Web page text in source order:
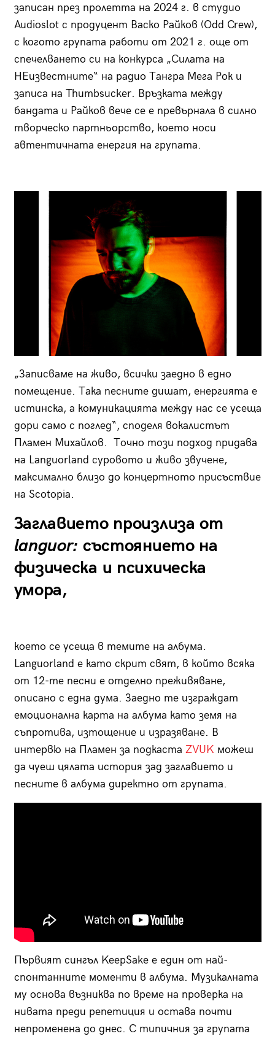
записан през пролетта на 2024 г. в студио
Audioslot с продуцент Васко Райков (Odd Crew),
с когото групата работи от 2021 г. още от
спечелването си на конкурса „Силата на
НЕизвестните“ на радио Тангра Мега Рок и
записа на Thumbsucker. Връзката между
бандата и Райков вече се е превърнала в силно
творческо партньорство, което носи
автентичната енергия на групата.
„Записваме на живо, всички заедно в едно
помещение. Така песните дишат, енергията е
истинска, а комуникацията между нас се усеща
дори само с поглед“, споделя вокалистът
Пламен Михайлов. Точно този подход придава
на Languorland суровото и живо звучене,
максимално близо до концертното присъствие
на Scotopia.
Заглавието произлиза от
languor: състоянието на
физическа и психическа
умора,
което се усеща в темите на албума.
Languorland е като скрит свят, в който всяка
от 12-те песни е отделно преживяване,
описано с една дума. Заедно те изграждат
емоционална карта на албума като земя на
съпротива, изтощение и изразяване. В
интервю на Пламен за подкаста ZVUK можеш
да чуеш цялата история зад заглавието и
песните в албума директно от групата.
Първият сингъл KeepSake е един от най-
спонтанните моменти в албума. Музикалната
му основа възниква по време на проверка на
нивата преди репетиция и остава почти
непроменена до днес. С типичния за групата